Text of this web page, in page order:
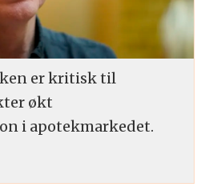
er kritisk til
økt
i apotekmarkedet.